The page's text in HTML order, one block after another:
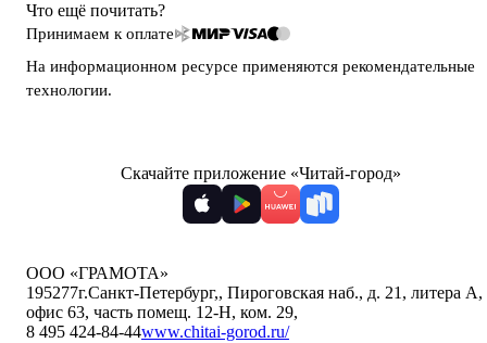
Что ещё почитать?
Принимаем к оплате
На информационном ресурсе применяются рекомендательные
технологии.
Скачайте приложение «Читай-город»
ООО «ГРАМОТА»
195277г.Санкт-Петербург,, Пироговская наб., д. 21, литера А,
офис 63, часть помещ. 12-Н, ком. 29,
8 495 424-84-44www.chitai-gorod.ru/